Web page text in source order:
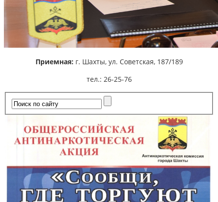
Приемная: г. Шахты, ул. Советская, 187/189
тел.: 26-25-76